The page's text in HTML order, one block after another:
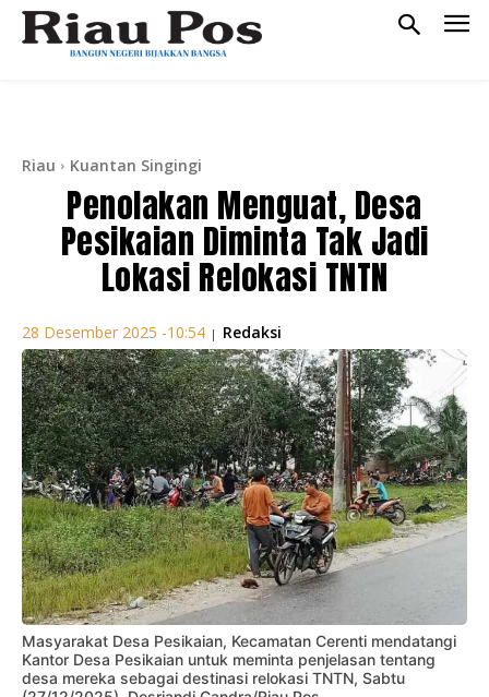
Riau Kuantan Singingi
Penolakan Menguat, Desa
Pesikaian Diminta Tak Jadi
Lokasi Relokasi TNTN
28 Desember 2025 -10:54 | Redaksi
Masyarakat Desa Pesikaian, Kecamatan Cerenti mendatangi
Kantor Desa Pesikaian untuk meminta penjelasan tentang
desa mereka sebagai destinasi relokasi TNTN, Sabtu